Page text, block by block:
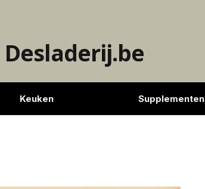
Desladerij.be
Keuken Supplementen